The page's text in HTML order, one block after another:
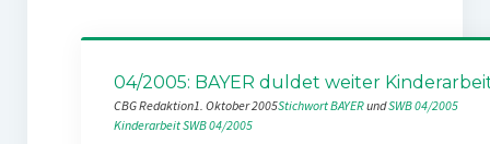
04/2005: BAYER duldet weiter
CBG Redaktion1. Oktober 2005Stichwort BAYER und SWB 04/2005
KinderarbeitSWB 04/2005